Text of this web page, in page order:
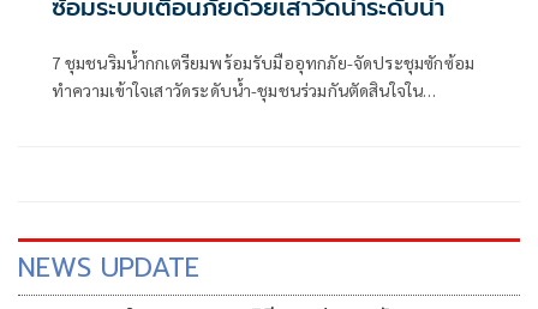
7 ชุมชนริมน้ำกกเตรียมพร้อมรับมืออุทกภัย-จัดประชุมซักซ้อม
ทำความเข้าใจเสาวัดระดับน้ำ-ชุมชนร่วมกันตัดสินใจใน
NEWS UPDATE